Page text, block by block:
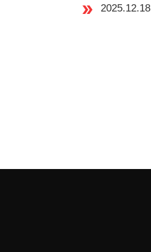
double_arrow 2025.12.18